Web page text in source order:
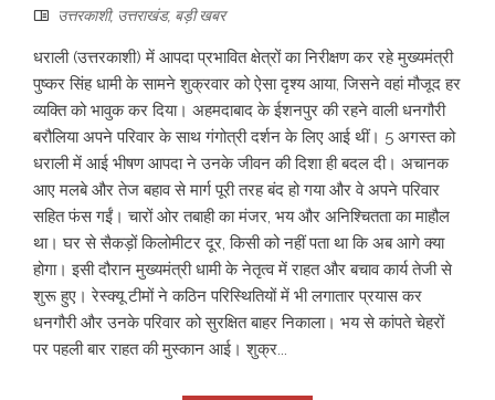
उत्तरकाशी, उत्तराखंड, बड़ी खबर
धराली (उत्तरकाशी) में आपदा प्रभावित क्षेत्रों का निरीक्षण कर रहे मुख्यमंत्री
पुष्कर सिंह धामी के सामने शुक्रवार को ऐसा दृश्य आया, जिसने वहां मौजूद हर
व्यक्ति को भावुक कर दिया। अहमदाबाद के ईशनपुर की रहने वाली धनगौरी
बरौलिया अपने परिवार के साथ गंगोत्री दर्शन के लिए आई थीं। 5 अगस्त को
धराली में आई भीषण आपदा ने उनके जीवन की दिशा ही बदल दी। अचानक
आए मलबे और तेज बहाव से मार्ग पूरी तरह बंद हो गया और वे अपने परिवार
सहित फंस गईं। चारों ओर तबाही का मंजर, भय और अनिश्चितता का माहौल
था। घर से सैकड़ों किलोमीटर दूर, किसी को नहीं पता था कि अब आगे क्या
होगा। इसी दौरान मुख्यमंत्री धामी के नेतृत्व में राहत और बचाव कार्य तेजी से
शुरू हुए। रेस्क्यू टीमों ने कठिन परिस्थितियों में भी लगातार प्रयास कर
धनगौरी और उनके परिवार को सुरक्षित बाहर निकाला। भय से कांपते चेहरों
पर पहली बार राहत की मुस्कान आई। शुक्र...